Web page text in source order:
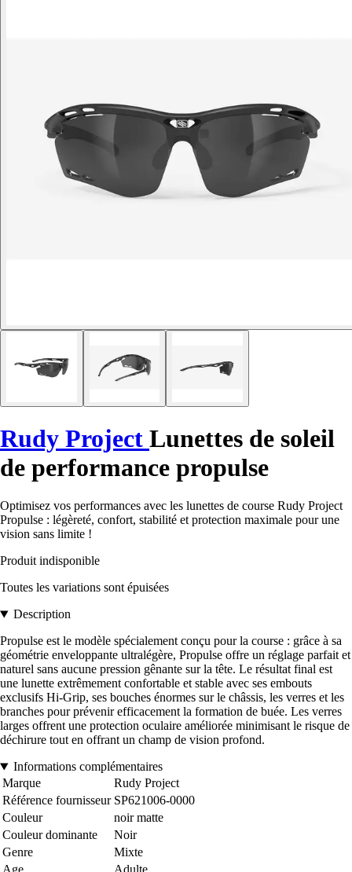
Rudy Project Lunettes de soleil
de performance propulse
Optimisez vos performances avec les lunettes de course Rudy Project
Propulse : légèreté, confort, stabilité et protection maximale pour une
vision sans limite !
Produit indisponible
Toutes les variations sont épuisées
Description
Propulse est le modèle spécialement conçu pour la course : grâce à sa
géométrie enveloppante ultralégère, Propulse offre un réglage parfait et
naturel sans aucune pression gênante sur la tête. Le résultat final est
une lunette extrêmement confortable et stable avec ses embouts
exclusifs Hi-Grip, ses bouches énormes sur le châssis, les verres et les
branches pour prévenir efficacement la formation de buée. Les verres
larges offrent une protection oculaire améliorée minimisant le risque de
déchirure tout en offrant un champ de vision profond.
Informations complémentaires
Marque
Rudy Project
Référence fournisseur SP621006-0000
Couleur
noir matte
Couleur dominante
Noir
Genre
Mixte